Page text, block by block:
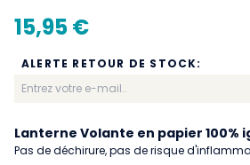
15,95 €
ALERTE RETOUR DE STOCK:
Lanterne Volante en papier 100%
Pas de déchirure, pas de risque